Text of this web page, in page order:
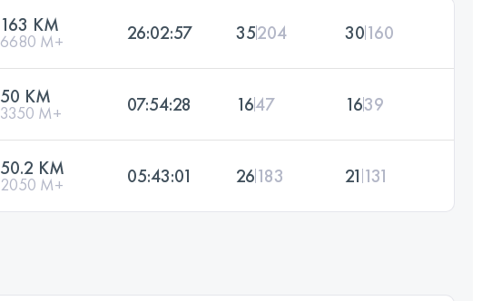
163 KM
6680 M+ 26:02:57 35204 30160
50 KM
3350 M+ 07:54:28 1647 1639
50.2 KM
2050 M+ 05:43:01 26183 21 131